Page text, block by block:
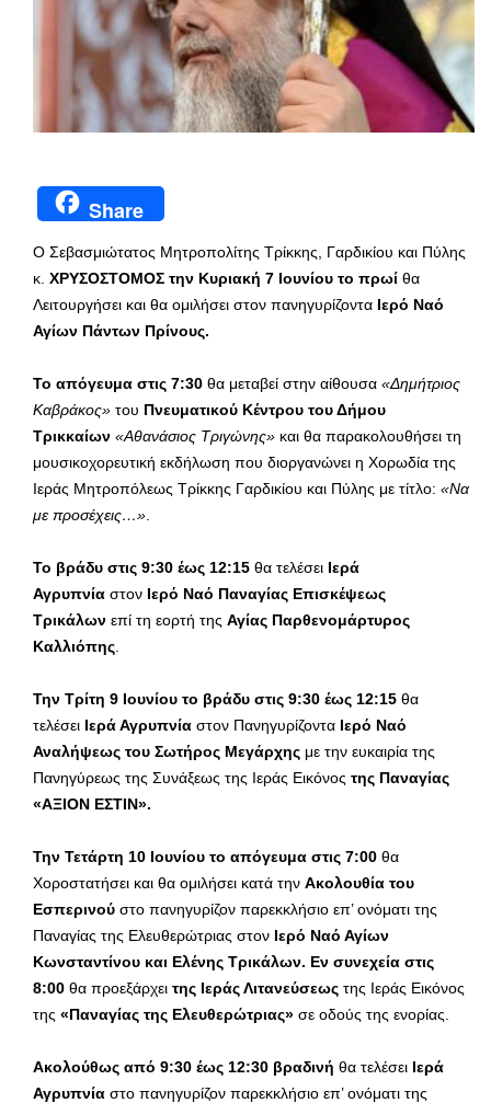
Share
Ο Σεβασμιώτατος Μητροπολίτης Τρίκκης, Γαρδικίου και Πύλης
κ. ΧΡΥΣΟΣΤΟΜΟΣ την Κυριακή 7 Ιουνίου το πρωί θα
Λειτουργήσει και θα ομιλήσει στον πανηγυρίζοντα Ιερό Ναό
Αγίων Πάντων Πρίνους.
Το απόγευμα στις 7:30 θα μεταβεί στην αίθουσα «Δημήτριος
Καβράκος» του Πνευματικού Κέντρου του Δήμου
Τρικκαίων «Αθανάσιος Τριγώνης» και θα παρακολουθήσει τη
μουσικοχορευτική εκδήλωση που διοργανώνει η Χορωδία της
Ιεράς Μητροπόλεως Τρίκκης Γαρδικίου και Πύλης με τίτλο: «Να
με προσέχεις…»
Το βράδυ στις 9:30 έως 12:15 θα τελέσει Ιερά
Αγρυπνία στον Ιερό Ναό Παναγίας Επισκέψεως
Τρικάλων επί τη εορτή της Αγίας Παρθενομάρτυρος
Καλλιόπης
Την Τρίτη 9 Ιουνίου το βράδυ στις 9:30 έως 12:15 θα
τελέσει Ιερά Αγρυπνία στον Πανηγυρίζοντα Ιερό Ναό
Αναλήψεως του Σωτήρος Μεγάρχης με την ευκαιρία της
Πανηγύρεως της Συνάξεως της Ιεράς Εικόνος της Παναγίας
«ΑΞΙΟΝ ΕΣΤΙΝ».
Την Τετάρτη 10 Ιουνίου το απόγευμα στις 7:00 θα
Χοροστατήσει και θα ομιλήσει κατά την Ακολουθία του
Εσπερινού στο πανηγυρίζον παρεκκλήσιο επ’ ονόματι της
Παναγίας της Ελευθερώτριας στον Ιερό Ναό Αγίων
Κωνσταντίνου και Ελένης Τρικάλων. Εν συνεχεία στις
8:00 θα προεξάρχει της Ιεράς Λιτανεύσεως της Ιεράς Εικόνος
της «Παναγίας της Ελευθερώτριας» σε οδούς της ενορίας.
Ακολούθως από 9:30 έως 12:30 βραδινή θα τελέσει Ιερά
Αγρυπνία στο πανηγυρίζον παρεκκλήσιο επ’ ονόματι της